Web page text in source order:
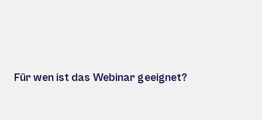
Für wen ist das Webinar geeignet?